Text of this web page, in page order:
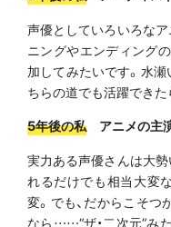
声優としていろいろな
ニングやエンディング
加してみたいです。水
ちらの道でも活躍できた
5年後の私アニメの主演
実力ある声優さんは大
れるだけでも相当大変
変。でも、だからこそ
なら……“ザ・二次元”み